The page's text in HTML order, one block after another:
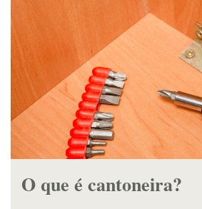
O que é cantoneira?